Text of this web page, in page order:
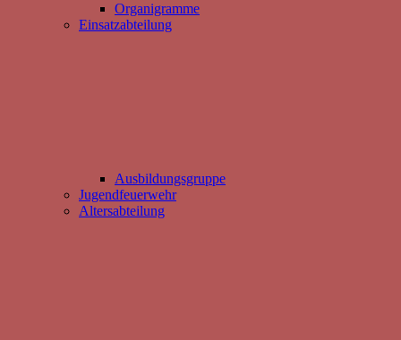
Organigramme
Einsatzabteilung
Ausbildungsgruppe
Jugendfeuerwehr
Altersabteilung